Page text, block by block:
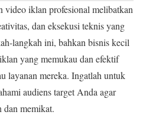
video iklan profesional melibatkan
dan eksekusi teknis yang
langkah ini, bahkan bisnis kecil
yang memukau dan efektif
layanan mereka. Ingatlah untuk
audiens target Anda agar
memikat.